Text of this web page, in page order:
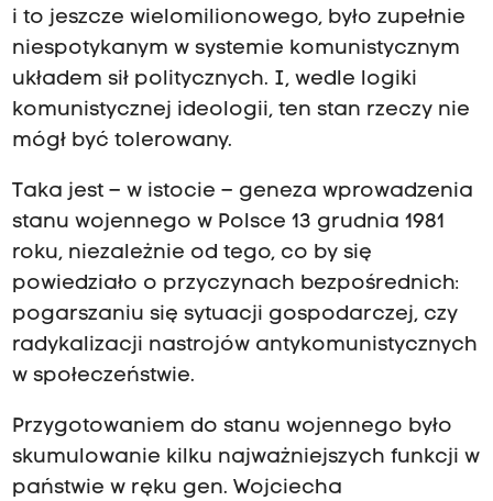
i to jeszcze wielomilionowego, było zupełnie
niespotykanym w systemie komunistycznym
układem sił politycznych. I, wedle logiki
komunistycznej ideologii, ten stan rzeczy nie
mógł być tolerowany.
Taka jest – w istocie – geneza wprowadzenia
stanu wojennego w Polsce 13 grudnia 1981
roku, niezależnie od tego, co by się
powiedziało o przyczynach bezpośrednich:
pogarszaniu się sytuacji gospodarczej, czy
radykalizacji nastrojów antykomunistycznych
w społeczeństwie.
Przygotowaniem do stanu wojennego było
skumulowanie kilku najważniejszych funkcji w
państwie w ręku gen. Wojciecha